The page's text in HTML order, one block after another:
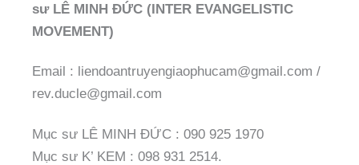
sư LÊ MINH ĐỨC (INTER EVANGELISTIC
MOVEMENT)
Email : liendoantruyengiaophucam@gmail.com /
rev.ducle@gmail.com
Mục sư LÊ MINH ĐỨC : 090 925 1970
Mục sư K’ KEM : 098 931 2514.